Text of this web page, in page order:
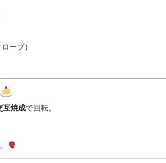
ーブ）
互焼成で回転。